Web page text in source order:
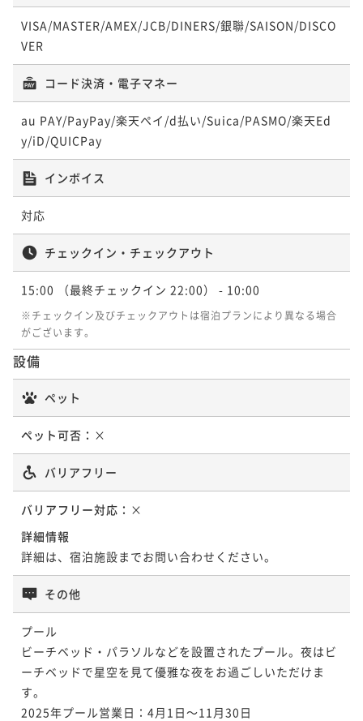
¥ 152,352 ~
VISA/MASTER/AMEX/JCB/DINERS/銀聯/SAISON/DISCO
VER
コード決済・電子マネー
au PAY/PayPay/楽天ペイ/d払い/Suica/PASMO/楽天Ed
y/iD/QUICPay
インボイス
対応
チェックイン・チェックアウト
15:00 （最終チェックイン 22:00） - 10:00
※チェックイン及びチェックアウトは宿泊プランにより異なる場合
がございます。
設備
ペット
ペット可否： ×
バリアフリー
バリアフリー対応： ×
詳細情報
詳細は、宿泊施設までお問い合わせください。
その他
プール
ビーチベッド・パラソルなどを設置されたプール。夜はビ
ーチベッドで星空を見て優雅な夜をお過ごしいただけま
す。
2025年プール営業日：4月1日～11月30日